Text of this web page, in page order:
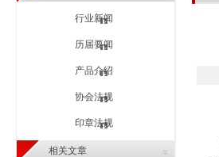
行业新闻
历届要闻
产品介绍
协会法规
印章法规
相关文章